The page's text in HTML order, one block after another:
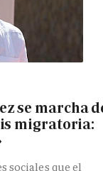
se marcha
migratoria:
sociales que el